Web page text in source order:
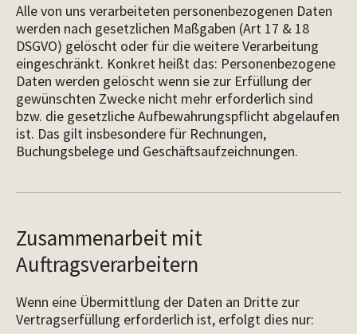
Alle von uns verarbeiteten personenbezogenen Daten
werden nach gesetzlichen Maßgaben (Art 17 & 18
DSGVO) gelöscht oder für die weitere Verarbeitung
eingeschränkt. Konkret heißt das: Personenbezogene
Daten werden gelöscht wenn sie zur Erfüllung der
gewünschten Zwecke nicht mehr erforderlich sind
bzw. die gesetzliche Aufbewahrungspflicht abgelaufen
ist. Das gilt insbesondere für Rechnungen,
Buchungsbelege und Geschäftsaufzeichnungen.
Zusammenarbeit mit
Auftragsverarbeitern
Wenn eine Übermittlung der Daten an Dritte zur
Vertragserfüllung erforderlich ist, erfolgt dies nur: